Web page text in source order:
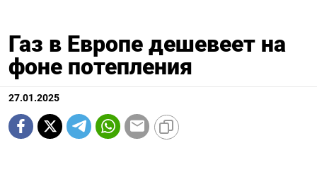
Газ в Европе дешевеет на
фоне потепления
27.01.2025